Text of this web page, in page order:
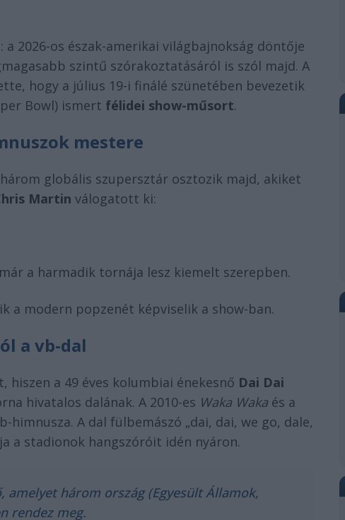
2026-os észak-amerikai világbajnokság döntője
szintű szórakoztatásáról is szól majd. A
hogy a július 19-i finálé szünetében bevezetik
Bowl) ismert félidei show-műsort.
mestere
globális szupersztár osztozik majd, akiket
Martin válogatott ki:
a harmadik tornája lesz kiemelt szerepben.
a modern popzenét képviselik a show-ban.
a vb-dal
a 49 éves kolumbiai énekesnő Dai Dai
hivatalos dalának. A 2010-es Waka Waka és a
himnusza. A dal fülbemászó „dai, dai, we go, dale,
a stadionok hangszóróit idén nyáron.
amelyet három ország (Egyesült Államok,
rendez meg.